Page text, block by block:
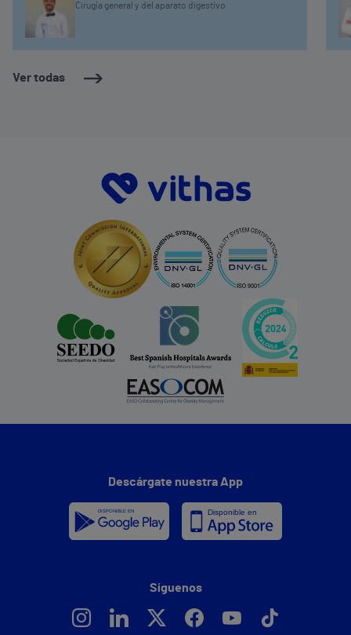
Ver todas
Cirugía general y del aparato digestivo
Descárgate nuestra App
Síguenos